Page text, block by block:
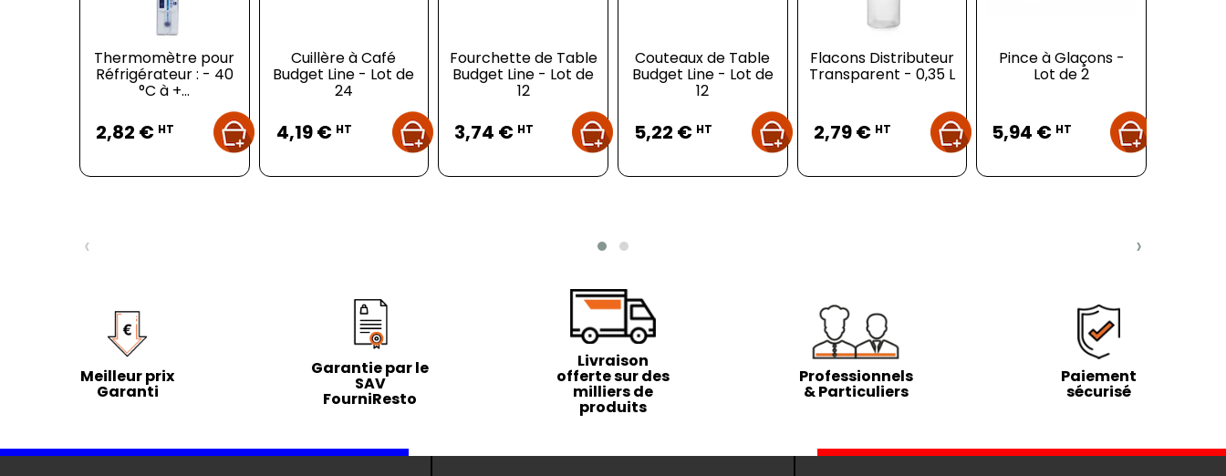
Thermomètre pour
Réfrigérateur : - 40
°C à +...
2,82 € HT
Cuillère à Café
Budget Line - Lot de
24
4,19 € HT
Fourchette de Table
Budget Line - Lot de
12
3,74 € HT
Couteaux de Table
Budget Line - Lot de
12
5,22 € HT
Flacons Distributeur
Transparent - 0,35 L
2,79 € HT
Pince à Glaçons -
Lot de 2
5,94 € HT
‹ ›
Meilleur prix
Garanti
Garantie par le
SAV
FourniResto
Livraison
offerte sur des
milliers de
produits
Professionnels
& Particuliers
Paiement
sécurisé